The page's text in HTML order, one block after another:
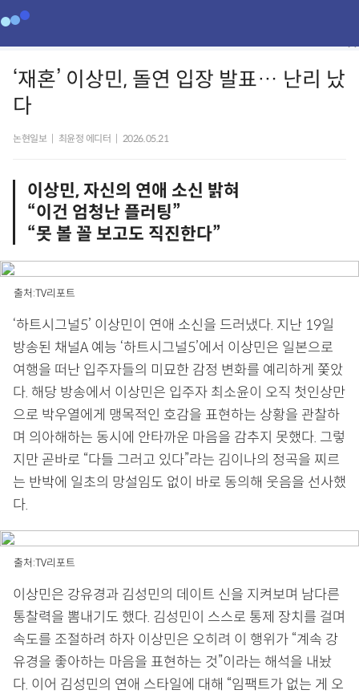
‘재혼’ 이상민, 돌연 입장 발표… 난리 났
다
논현일보 최윤정 에디터 2026.05.21
이상민, 자신의 연애 소신 밝혀
“이건 엄청난 플러팅”
“못 볼 꼴 보고도 직진한다”
출처:TV리포트
‘하트시그널5’ 이상민이 연애 소신을 드러냈다. 지난 19일
방송된 채널A 예능 ‘하트시그널5’에서 이상민은 일본으로
여행을 떠난 입주자들의 미묘한 감정 변화를 예리하게 쫓았
다. 해당 방송에서 이상민은 입주자 최소윤이 오직 첫인상만
으로 박우열에게 맹목적인 호감을 표현하는 상황을 관찰하
며 의아해하는 동시에 안타까운 마음을 감추지 못했다. 그렇
지만 곧바로 “다들 그러고 있다”라는 김이나의 정곡을 찌르
는 반박에 일초의 망설임도 없이 바로 동의해 웃음을 선사했
다.
출처:TV리포트
이상민은 강유경과 김성민의 데이트 신을 지켜보며 남다른
통찰력을 뽐내기도 했다. 김성민이 스스로 통제 장치를 걸며
속도를 조절하려 하자 이상민은 오히려 이 행위가 “계속 강
유경을 좋아하는 마음을 표현하는 것”이라는 해석을 내놨
다. 이어 김성민의 연애 스타일에 대해 “임팩트가 없는 게 오